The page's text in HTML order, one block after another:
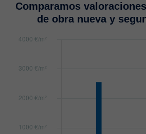
Comparamos
de obra nueva y